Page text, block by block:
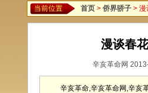
当前位置 首页 > 侨界骄子 >
漫谈春
辛亥革命网
辛亥革命,辛亥革命网,辛亥